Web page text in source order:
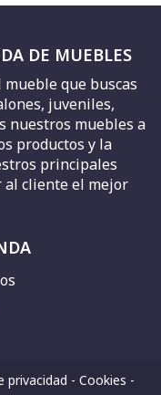
DE MUEBLES
que buscas
juveniles,
nuestros muebles a
productos y la
principales
al cliente el mejor
privacidad - Cookies -